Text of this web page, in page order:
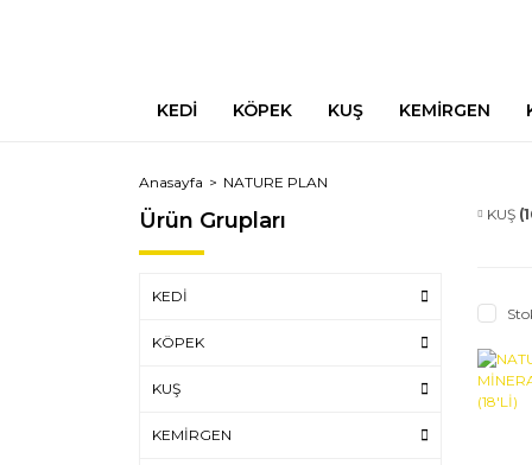
KEDİ KÖPEK KUŞ KEMİRGEN
Anasayfa NATURE PLAN
Ürün Grupları
KEDİ
KÖPEK
KUŞ
KEMİRGEN
KUŞ